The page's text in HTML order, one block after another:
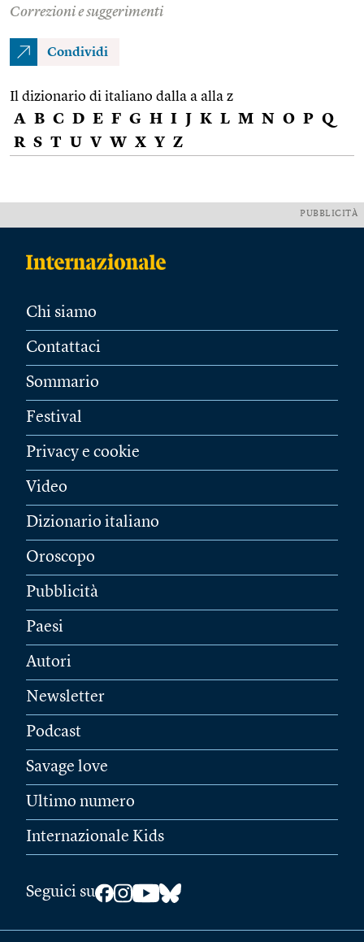
Correzioni e suggerimenti
Condividi
Il dizionario di italiano dalla a alla z
A B C D E F G H I J K L M N O P Q
R S T U V W X Y Z
PUBBLICITÀ
Chi siamo
Contattaci
Sommario
Festival
Privacy e cookie
Video
Dizionario italiano
Oroscopo
Pubblicità
Paesi
Autori
Newsletter
Podcast
Savage love
Ultimo numero
Internazionale Kids
Seguici su